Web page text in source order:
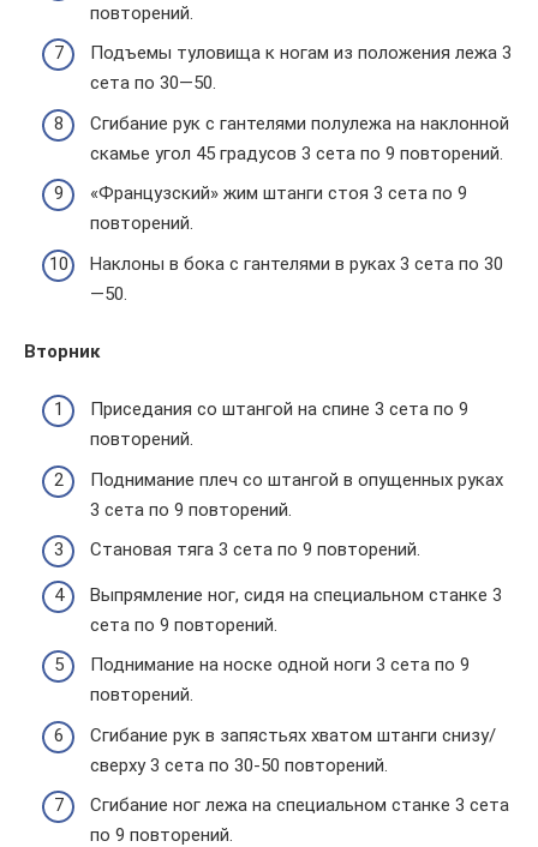
повторений.
Подъемы туловища к ногам из положения лежа 3
сета по 30—50.
Сгибание рук с гантелями полулежа на наклонной
скамье угол 45 градусов 3 сета по 9 повторений.
«Французский» жим штанги стоя 3 сета по 9
повторений.
Наклоны в бока с гантелями в руках 3 сета по 30
—50.
Вторник
Приседания со штангой на спине 3 сета по 9
повторений.
Поднимание плеч со штангой в опущенных руках
3 сета по 9 повторений.
Становая тяга 3 сета по 9 повторений.
Выпрямление ног, сидя на специальном станке 3
сета по 9 повторений.
Поднимание на носке одной ноги 3 сета по 9
повторений.
Сгибание рук в запястьях хватом штанги снизу/
сверху 3 сета по 30-50 повторений.
Сгибание ног лежа на специальном станке 3 сета
по 9 повторений.